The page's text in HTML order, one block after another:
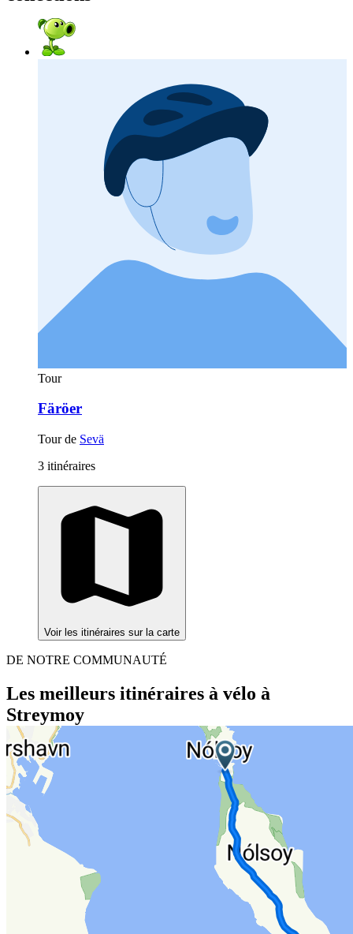
Tour
Färöer
Tour de Sevä
3 itinéraires
Voir les itinéraires sur la carte
DE NOTRE COMMUNAUTÉ
Les meilleurs itinéraires à vélo à
Streymoy